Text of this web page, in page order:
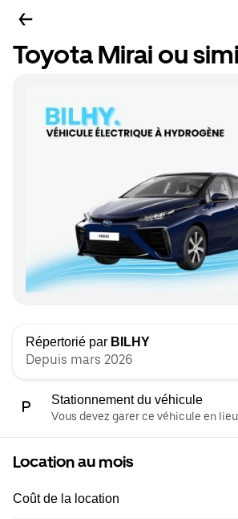
Toyota Mirai ou
Répertorié par BILHY
Depuis mars 2026
Stationnement du véhicule
Vous devez garer ce véhicule en lieu
Location au mois
Coût de la location